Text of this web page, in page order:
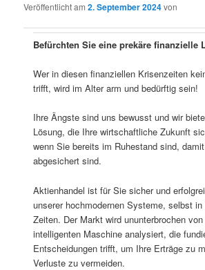
Veröffentlicht am2. September 2024von
Befürchten Sie eine prekäre finanzielle
Wer in diesen finanziellen Krisenzeiten
trifft, wird im Alter arm und bedürftig sein!
Ihre Ängste sind uns bewusst und wir
Lösung, die Ihre wirtschaftliche Zukunft
wenn Sie bereits im Ruhestand sind,
abgesichert sind.
Aktienhandel ist für Sie sicher und
unserer hochmodernen Systeme, selbst
Zeiten. Der Markt wird ununterbrochen
intelligenten Maschine analysiert, die
Entscheidungen trifft, um Ihre Erträge zu
Verluste zu vermeiden.